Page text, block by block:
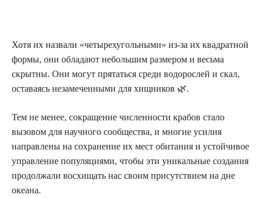
Хотя их назвали «четырехугольными» из-за их квадратной
формы, они обладают небольшим размером и весьма
скрытны. Они могут прятаться среди водорослей и скал,
оставаясь незамеченными для хищников 🌿.
Тем не менее, сокращение численности крабов стало
вызовом для научного сообщества, и многие усилия
направлены на сохранение их мест обитания и устойчивое
управление популяциями, чтобы эти уникальные создания
продолжали восхищать нас своим присутствием на дне
океана.